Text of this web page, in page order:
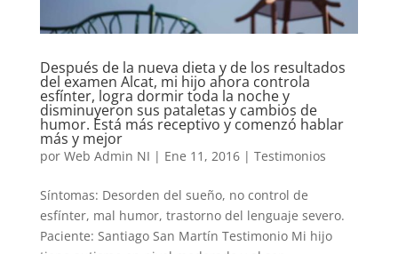
Después de la nueva dieta y de los resultados
del examen Alcat, mi hijo ahora controla
esfínter, logra dormir toda la noche y
disminuyeron sus pataletas y cambios de
humor. Está más receptivo y comenzó hablar
más y mejor
por Web Admin NI | Ene 11, 2016| Testimonios
Síntomas: Desorden del sueño, no control de
esfínter, mal humor, trastorno del lenguaje severo.
Paciente: Santiago San Martín Testimonio Mi hijo